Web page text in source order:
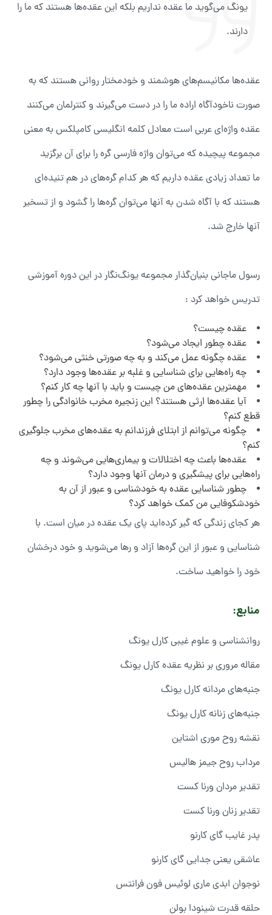
یونگ می‌گوید ما عقده نداریم بلکه این عقده‌ها هستند که ما را
دارند.
عقده‌ها مکانیسم‌های هوشمند و خودمختار روانی هستند که به
صورت ناخودآگاه اراده ما را در دست می‌گیرند و کنترلمان می‌کنند
عقده واژه‌ای عربی است معادل کلمه انگلیسی کامپلکس به معنی
مجموعه پیچیده که می‌توان واژه فارسی گره را برای آن برگزید
ما تعداد زیادی عقده داریم که هر کدام گره‌های در هم تنیده‌ای
هستند که با آگاه شدن به آنها می‌توان گره‌ها را گشود و از تسخیر
آنها خارج شد.
رسول ماجانی بنیان‌گذار مجموعه یونگ‌نگار در این دوره آموزشی
تدریس خواهد کرد :
عقده چیست؟
عقده چطور ایجاد می‌شود؟
عقده چگونه عمل می‌کند و به چه صورتی خنثی می‌شود؟
چه راه‌هایی برای شناسایی و غلبه بر عقده‌ها وجود دارد؟
مهمترین عقده‌های من چیست و باید با آنها چه کار کنم؟
آیا عقده‌ها ارثی هستند؟ این زنجیره مخرب خانوادگی را چطور
قطع کنم؟
چگونه می‌توانم از ابتلای فرزندانم به عقده‌های مخرب جلوگیری
کنم؟
عقده‌ها باعث چه اختلالات و بیماری‌هایی می‌شوند و چه
راه‌هایی برای پیشگیری و درمان آنها وجود دارد؟
چطور شناسایی عقده به خودشناسی و عبور از آن به
خودشکوفایی من کمک خواهد کرد؟
هر کجای زندگی که گیر کرده‌اید پای یک عقده در میان است. با
شناسایی و عبور از این گره‌ها آزاد و رها می‌شوید و خود درخشان
خود را خواهید ساخت.
منابع:
روانشناسی و علوم غیبی کارل یونگ
مقاله مروری بر نظریه عقده کارل یونگ
جنبه‌های مردانه کارل یونگ
جنبه‌های زنانه کارل یونگ
نقشه روح موری اشتاین
مرداب روح جیمز هالیس
تقدیر مردان ورنا کست
تقدیر زنان ورنا کست
پدر غایب گای کارنو
عاشقی یعنی جدایی گای کارنو
نوجوان ابدی ماری لوئیس فون فرانتس
حلقه قدرت شینودا بولن